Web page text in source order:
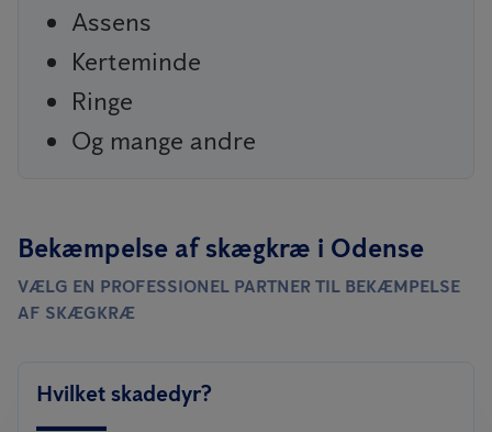
Assens
Kerteminde
Ringe
Og mange andre
Bekæmpelse af skægkræ i Odense
VÆLG EN PROFESSIONEL PARTNER TIL BEKÆMPELSE
AF SKÆGKRÆ
Hvilket skadedyr?